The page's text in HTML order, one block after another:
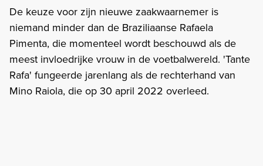
De keuze voor zijn nieuwe zaakwaarnemer is
niemand minder dan de Braziliaanse Rafaela
Pimenta, die momenteel wordt beschouwd als de
meest invloedrijke vrouw in de voetbalwereld. 'Tante
Rafa' fungeerde jarenlang als de rechterhand van
Mino Raiola, die op 30 april 2022 overleed.